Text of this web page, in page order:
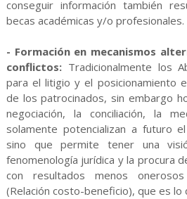
conseguir información también
becas académicas y/o profesionales.
- Formación en mecanismos
conflictos:Tradicionalmente los
para el litigio y el posicionamiento
de los patrocinados, sin embargo
negociación, la conciliación, la
solamente potencializan a futuro
sino que permite tener una
fenomenología jurídica y la procura
con resultados menos
(Relación costo-beneficio), que es lo